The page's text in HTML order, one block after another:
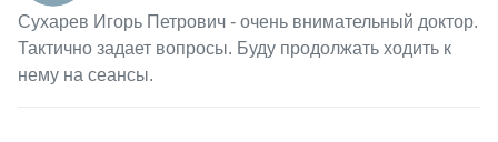
Сухарев Игорь Петрович - очень внимательный доктор.
Тактично задает вопросы. Буду продолжать ходить к
нему на сеансы.